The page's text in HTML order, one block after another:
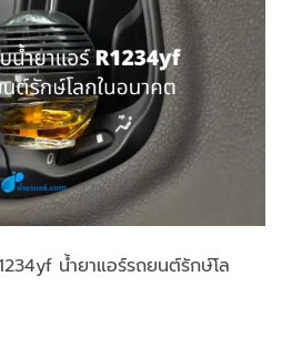
น้ำยาแอร์รถยนต์รักษ์โล